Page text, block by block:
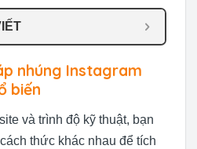
nhúng Instagram
biến
và trình độ kỹ thuật, bạn
thức khác nhau để tích